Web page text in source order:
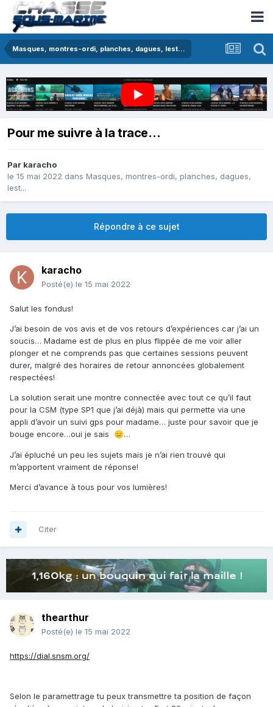
Masques, montres-ordi, planches, dagues, lest...
Pour me suivre à la trace…
Par karacho
le 15 mai 2022 dans Masques, montres-ordi, planches, dagues,
lest...
Répondre à ce sujet
karacho
Posté(e) le 15 mai 2022
Salut les fondus!
J’ai besoin de vos avis et de vos retours d’expériences car j’ai un
soucis… Madame est de plus en plus flippée de me voir aller
plonger et ne comprends pas que certaines sessions peuvent
durer, malgré des horaires de retour annoncées globalement
respectées!
La solution serait une montre connectée avec tout ce qu’il faut
pour la CSM (type SP1 que j’ai déjà) mais qui permette via une
appli d’avoir un suivi gps pour madame… juste pour savoir que je
bouge encore…oui je sais 😑…
J’ai épluché un peu les sujets mais je n’ai rien trouvé qui
m’apportent vraiment de réponse!
Merci d’avance à tous pour vos lumières!
Citer
thearthur
Posté(e) le 15 mai 2022
https://dial.snsm.org/
Selon le paramettrage tu peux transmettre ta position de façon